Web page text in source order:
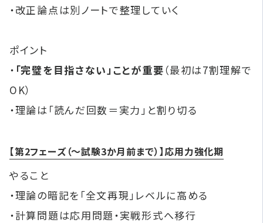
・改正論点は別ノートで整理していく
ポイント
・ 「完璧を目指さない」ことが重要（最初は7割理解で
OK）
・理論は「読んだ回数＝実力」と割り切る
【第2フェーズ（～試験3か月前まで）】応用力強化期
やること
・理論の暗記を「全文再現」レベルに高める
・計算問題は応用問題・実戦形式へ移行